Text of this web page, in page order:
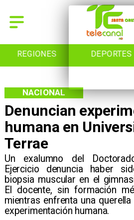
REGIONES DEPORTES
Denuncian
humana en
Terrae
Un exalumno del
Ejercicio denuncia haber
biopsia muscular en el
El docente, sin formación
mientras enfrenta una
experimentación humana.
NACIONAL